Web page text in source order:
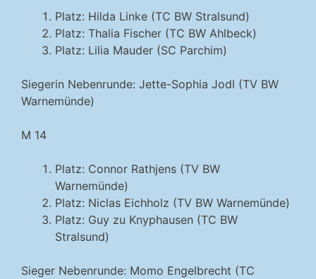
Platz: Hilda Linke (TC BW Stralsund)
Platz: Thalia Fischer (TC BW Ahlbeck)
Platz: Lilia Mauder (SC Parchim)
Siegerin Nebenrunde: Jette-Sophia Jodl (TV BW
Warnemünde)
M 14
Platz: Connor Rathjens (TV BW
Warnemünde)
Platz: Niclas Eichholz (TV BW Warnemünde)
Platz: Guy zu Knyphausen (TC BW
Stralsund)
Sieger Nebenrunde: Momo Engelbrecht (TC